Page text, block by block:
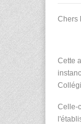
Chers
Cette
Celle-